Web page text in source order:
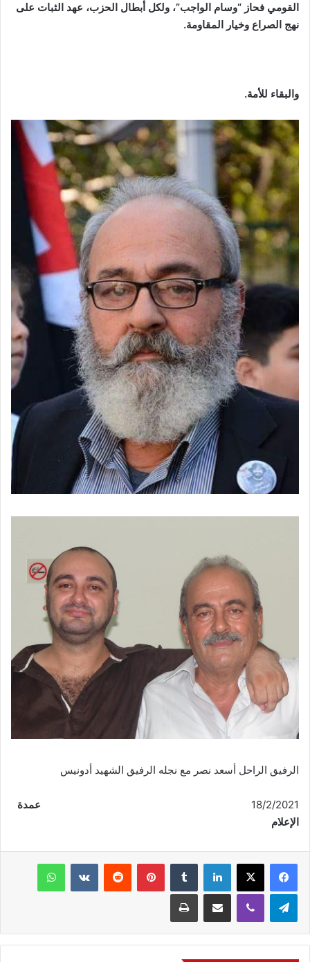
القومي فحاز “وسام الواجب”، ولكل أبطال الحزب، عهد الثبات على
نهج الصراع وخيار المقاومة.
والبقاء للأمة.
الرفيق الراحل أسعد نصر مع نجله الرفيق الشهيد أدونيس
18/2/2021
عمدة
الإعلام
فيسبوك لينكدإن بينتيريست